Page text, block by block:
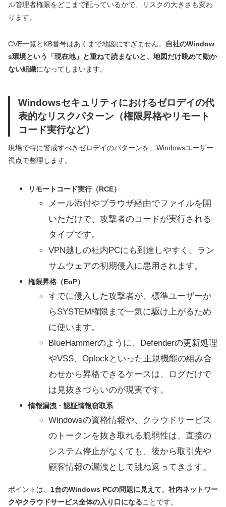
ル管理者権限をどこまで配っているかで、リスクの大きさも変わ
ります。
CVE一覧とKB番号はあくまで地図にすぎません。
自社のWindow
s環境という「現在地」と重ねて読まないと、地図だけ眺めて動か
ない組織になってしまいます。
Windowsセキュリティにおけるゼロデイの代
表的なリスクパターン（権限昇格やリモート
コード実行など）
現場で特に警戒すべきゼロデイのパターンを、Windowsユーザー
視点で整理します。
リモートコード実行（RCE）
メール添付やブラウザ経由でファイルを開
いただけで、攻撃者のコードが実行される
タイプです。
VPN越しの社内PCにも到達しやすく、ラン
サムウェアの初期侵入に悪用されます。
権限昇格（EoP）
すでに侵入した攻撃者が、標準ユーザーか
らSYSTEM権限まで一気に駆け上がるため
に使います。
BlueHammerのように、Defenderの更新処理
やVSS、Oplockといった正規機能の組み合
わせから昇格できるケースは、ログだけで
は見抜きづらいのが現実です。
情報漏洩・認証情報窃取系
Windowsの資格情報や、クラウドサービス
のトークンを抜き取れる脆弱性は、直接の
システム停止がなくても、後から取引先や
顧客情報の漏洩として跳ね返ってきます。
ポイントは、 1台のWindows PCの問題に見えて、社内ネットワー
クやクラウドサービス全体の入り口になることです。